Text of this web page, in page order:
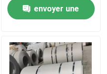
de 3,0 à 40,0 mm pour
les applications
chimiques
envoyer une